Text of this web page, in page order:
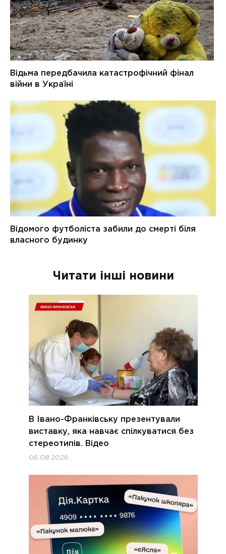
Читати інші новини
В Івано-Франківську презентували
виставку, яка навчає спілкуватися без
стереотипів. Відео
06.08.2026